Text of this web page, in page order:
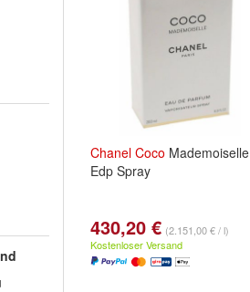
Chanel Coco Mademoiselle
Edp Spray
430,20 € (2.151,00 € / l)
Kostenloser Versand